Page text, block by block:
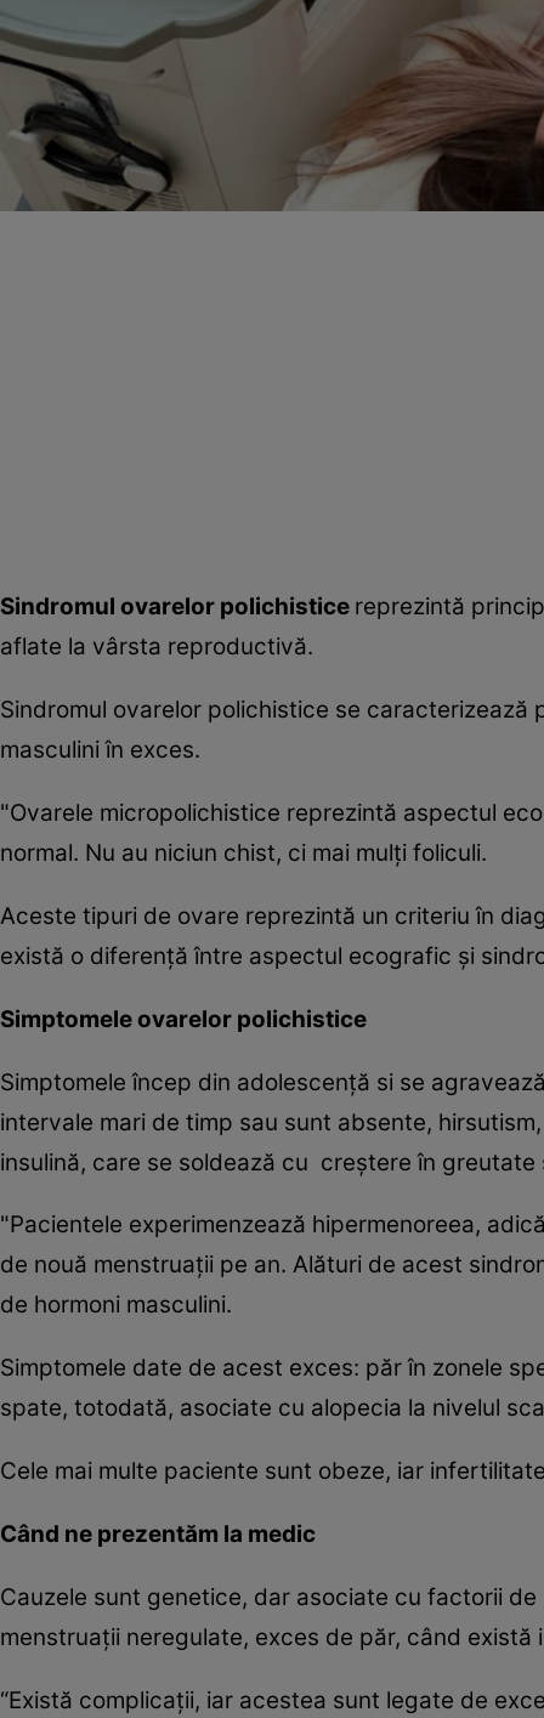
Sindromul ovarelor polichistice reprezintă
aflate la vârsta reproductivă.
Sindromul ovarelor polichistice se
masculini în exces.
"Ovarele micropolichistice reprezintă aspectul
normal. Nu au niciun chist, ci mai mulţi foliculi.
Aceste tipuri de ovare reprezintă un criteriu în
există o diferenţă între aspectul ecografic şi
Simptomele ovarelor polichistice
Simptomele încep din adolescență si se
intervale mari de timp sau sunt absente,
insulină, care se soldează cu creștere în
"Pacientele experimenzează hipermenoreea,
de nouă menstruaţii pe an. Alături de acest
de hormoni masculini.
Simptomele date de acest exces: păr în zonele
spate, totodată, asociate cu alopecia la nivelul
Cele mai multe paciente sunt obeze, iar
Când ne prezentăm la medic
Cauzele sunt genetice, dar asociate cu factorii
menstruaţii neregulate, exces de păr, când există
“Există complicaţii, iar acestea sunt legate de